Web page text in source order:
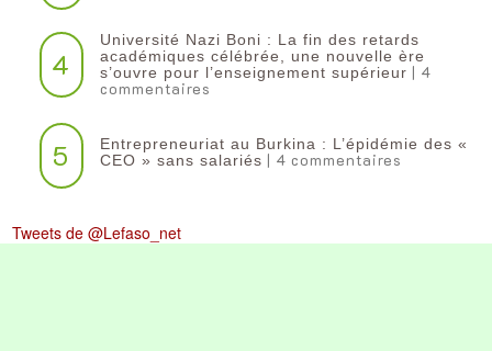
4
Université Nazi Boni : La fin des retards
académiques célébrée, une nouvelle ère
s’ouvre pour l’enseignement supérieur | 4
commentaires
5
Entrepreneuriat au Burkina : L’épidémie des «
CEO » sans salariés | 4 commentaires
Tweets de @Lefaso_net